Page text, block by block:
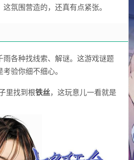
氛围营造的，还真有点紧张。
雨各种找线索、解谜。这游戏谜题
验你细不细心。
里找到根铁丝，这玩意儿一看就是